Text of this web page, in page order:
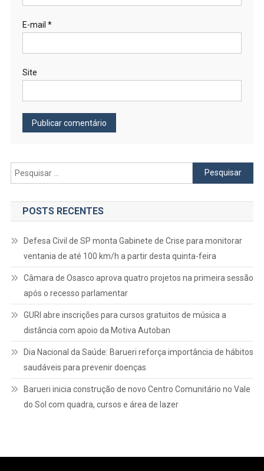
E-mail *
Site
Pesquisar
por:
POSTS RECENTES
Defesa Civil de SP monta Gabinete de Crise para monitorar
ventania de até 100 km/h a partir desta quinta-feira
Câmara de Osasco aprova quatro projetos na primeira sessão
após o recesso parlamentar
GURI abre inscrições para cursos gratuitos de música a
distância com apoio da Motiva Autoban
Dia Nacional da Saúde: Barueri reforça importância de hábitos
saudáveis para prevenir doenças
Barueri inicia construção de novo Centro Comunitário no Vale
do Sol com quadra, cursos e área de lazer